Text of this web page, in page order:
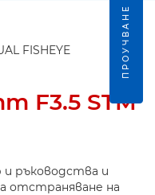
F3.5 STM
ръководства и
отстраняване на
ПРОУЧВАНЕ